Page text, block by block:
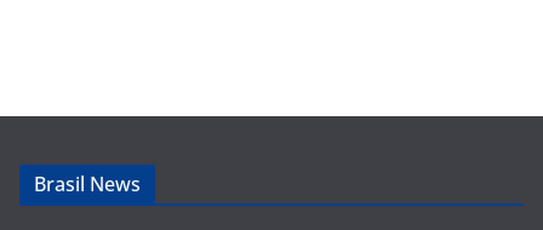
Brasil News